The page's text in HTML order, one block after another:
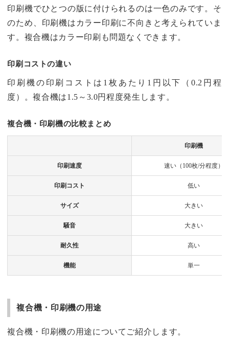
印刷機でひとつの版に付けられるのは一色のみです。そ
のため、印刷機はカラー印刷に不向きと考えられていま
す。複合機はカラー印刷も問題なくできます。
印刷コストの違い
印刷機の印刷コストは1枚あたり1円以下（0.2円程
度）。複合機は1.5～3.0円程度発生します。
複合機・印刷機の比較まとめ
印刷機
印刷速度 速い（100枚/分程度）
印刷コスト 低い
サイズ 大きい
騒音 大きい
耐久性 高い
機能 単一
複合機・印刷機の用途
複合機・印刷機の用途についてご紹介します。